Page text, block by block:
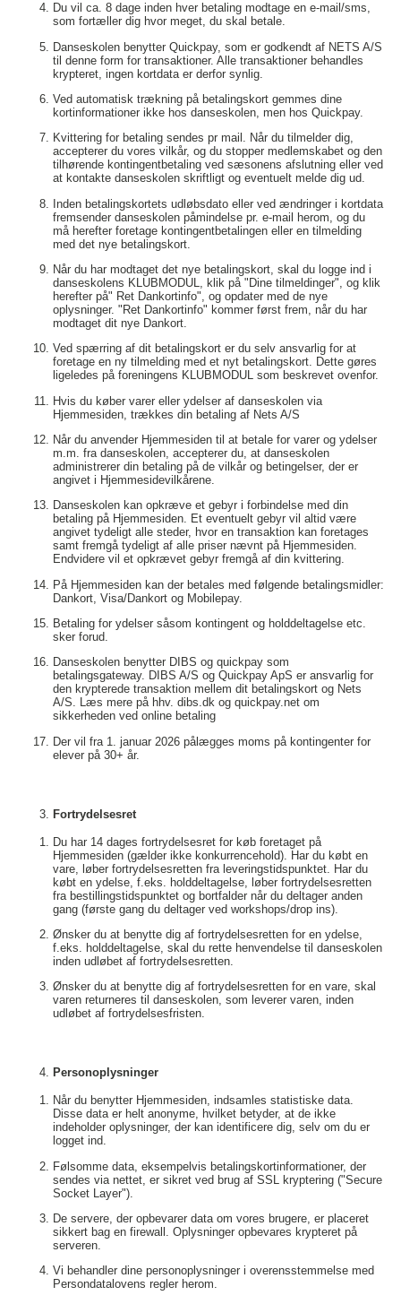
Du vil ca. 8 dage inden hver betaling modtage en e-mail/sms,
som fortæller dig hvor meget, du skal betale.
Danseskolen benytter Quickpay, som er godkendt af NETS A/S
til denne form for transaktioner. Alle transaktioner behandles
krypteret, ingen kortdata er derfor synlig.
Ved automatisk trækning på betalingskort gemmes dine
kortinformationer ikke hos danseskolen, men hos Quickpay.
Kvittering for betaling sendes pr mail. Når du tilmelder dig,
accepterer du vores vilkår, og du stopper medlemskabet og den
tilhørende kontingentbetaling ved sæsonens afslutning eller ved
at kontakte danseskolen skriftligt og eventuelt melde dig ud.
Inden betalingskortets udløbsdato eller ved ændringer i kortdata
fremsender danseskolen påmindelse pr. e-mail herom, og du
må herefter foretage kontingentbetalingen eller en tilmelding
med det nye betalingskort.
Når du har modtaget det nye betalingskort, skal du logge ind i
danseskolens KLUBMODUL, klik på "Dine tilmeldinger", og klik
herefter på" Ret Dankortinfo", og opdater med de nye
oplysninger. "Ret Dankortinfo" kommer først frem, når du har
modtaget dit nye Dankort.
Ved spærring af dit betalingskort er du selv ansvarlig for at
foretage en ny tilmelding med et nyt betalingskort. Dette gøres
ligeledes på foreningens KLUBMODUL som beskrevet ovenfor.
Hvis du køber varer eller ydelser af danseskolen via
Hjemmesiden, trækkes din betaling af Nets A/S
Når du anvender Hjemmesiden til at betale for varer og ydelser
m.m. fra danseskolen, accepterer du, at danseskolen
administrerer din betaling på de vilkår og betingelser, der er
angivet i Hjemmesidevilkårene.
Danseskolen kan opkræve et gebyr i forbindelse med din
betaling på Hjemmesiden. Et eventuelt gebyr vil altid være
angivet tydeligt alle steder, hvor en transaktion kan foretages
samt fremgå tydeligt af alle priser nævnt på Hjemmesiden.
Endvidere vil et opkrævet gebyr fremgå af din kvittering.
På Hjemmesiden kan der betales med følgende betalingsmidler:
Dankort, Visa/Dankort og Mobilepay.
Betaling for ydelser såsom kontingent og holddeltagelse etc.
sker forud.
Danseskolen benytter DIBS og quickpay som
betalingsgateway. DIBS A/S og Quickpay ApS er ansvarlig for
den krypterede transaktion mellem dit betalingskort og Nets
A/S. Læs mere på hhv. dibs.dk og quickpay.net om
sikkerheden ved online betaling
Der vil fra 1. januar 2026 pålægges moms på kontingenter for
elever på 30+ år.
Fortrydelsesret
Du har 14 dages fortrydelsesret for køb foretaget på
Hjemmesiden (gælder ikke konkurrencehold). Har du købt en
vare, løber fortrydelsesretten fra leveringstidspunktet. Har du
købt en ydelse, f.eks. holddeltagelse, løber fortrydelsesretten
fra bestillingstidspunktet og bortfalder når du deltager anden
gang (første gang du deltager ved workshops/drop ins).
Ønsker du at benytte dig af fortrydelsesretten for en ydelse,
f.eks. holddeltagelse, skal du rette henvendelse til danseskolen
inden udløbet af fortrydelsesretten.
Ønsker du at benytte dig af fortrydelsesretten for en vare, skal
varen returneres til danseskolen, som leverer varen, inden
udløbet af fortrydelsesfristen.
Personoplysninger
Når du benytter Hjemmesiden, indsamles statistiske data.
Disse data er helt anonyme, hvilket betyder, at de ikke
indeholder oplysninger, der kan identificere dig, selv om du er
logget ind.
Følsomme data, eksempelvis betalingskortinformationer, der
sendes via nettet, er sikret ved brug af SSL kryptering ("Secure
Socket Layer").
De servere, der opbevarer data om vores brugere, er placeret
sikkert bag en firewall. Oplysninger opbevares krypteret på
serveren.
Vi behandler dine personoplysninger i overensstemmelse med
Persondatalovens regler herom.